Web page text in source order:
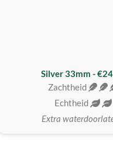
Silver 33mm -
Zachtheid
Echtheid
Extra